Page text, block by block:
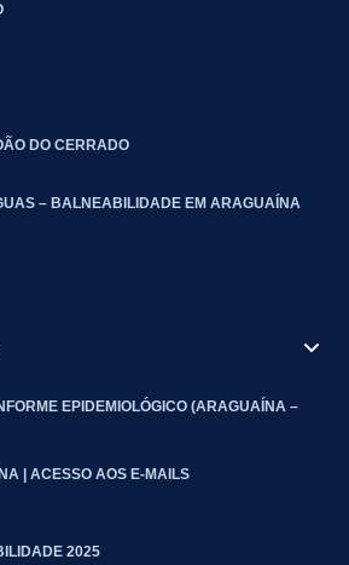
DO CERRADO
– BALNEABILIDADE EM ARAGUAÍNA
EPIDEMIOLÓGICO (ARAGUAÍNA –
| ACESSO AOS E-MAILS
2025